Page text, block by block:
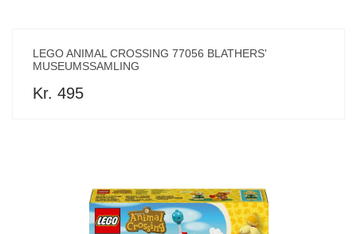
LEGO ANIMAL CROSSING 77056 BLATHERS'
MUSEUMSSAMLING
Kr. 495